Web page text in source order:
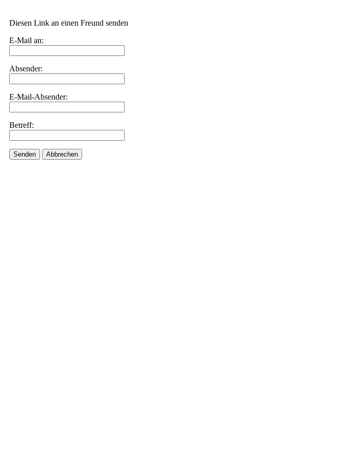
Diesen Link an einen Freund senden
E-Mail an:
Absender:
E-Mail-Absender:
Betreff:
Senden Abbrechen